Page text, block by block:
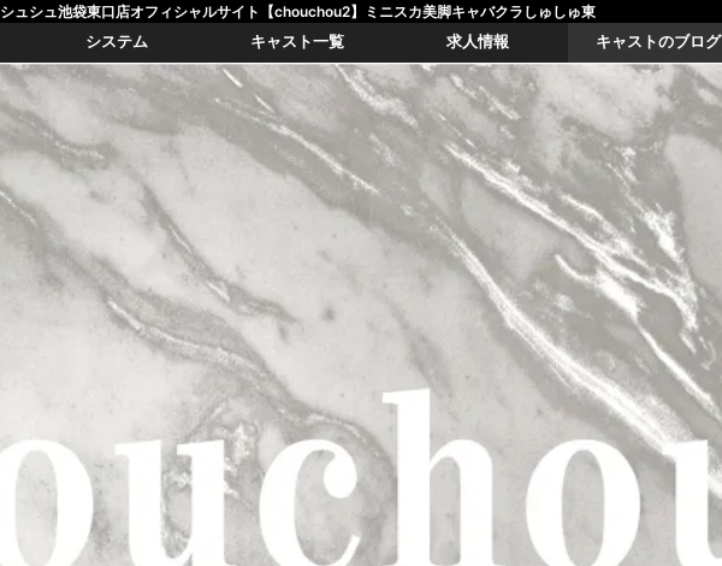
シュシュ池袋東口店オフィシャルサイト【chouchou2】ミニスカ美脚キャバクラしゅしゅ東
システム キャスト一覧 求人情報 キャストのブログ